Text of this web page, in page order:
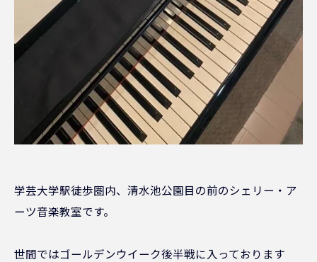
学芸大学駅徒歩圏内、清水池公園目の前のシェリー・ア
ーツ音楽教室です。
世間ではゴールデンウイーク後半戦に入っております